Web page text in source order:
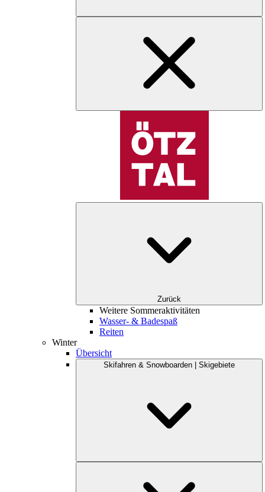
Zurück
Weitere Sommeraktivitäten
Wasser- & Badespaß
Reiten
Winter
Übersicht
Skifahren & Snowboarden | Skigebiete